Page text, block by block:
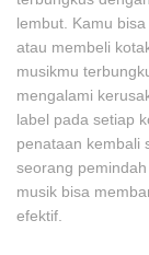
lembut. Kamu
atau membeli
musikmu
mengalami
label pada setiap
penataan kembali
seorang
musik bisa
efektif.